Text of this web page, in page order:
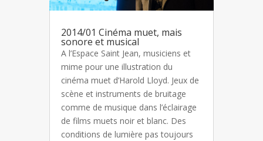
2014/01 Cinéma muet, mais
sonore et musical
A l’Espace Saint Jean, musiciens et
mime pour une illustration du
cinéma muet d’Harold Lloyd. Jeux de
scène et instruments de bruitage
comme de musique dans l’éclairage
de films muets noir et blanc. Des
conditions de lumière pas toujours